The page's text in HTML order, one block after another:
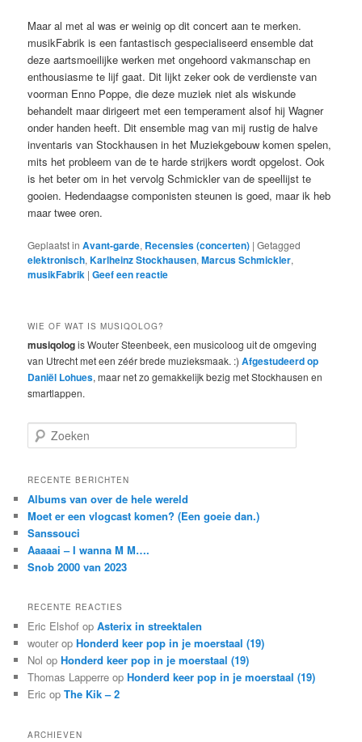
Maar al met al was er weinig op dit concert aan te merken.
musikFabrik is een fantastisch gespecialiseerd ensemble dat
deze aartsmoeilijke werken met ongehoord vakmanschap en
enthousiasme te lijf gaat. Dit lijkt zeker ook de verdienste van
voorman Enno Poppe, die deze muziek niet als wiskunde
behandelt maar dirigeert met een temperament alsof hij Wagner
onder handen heeft. Dit ensemble mag van mij rustig de halve
inventaris van Stockhausen in het Muziekgebouw komen spelen,
mits het probleem van de te harde strijkers wordt opgelost. Ook
is het beter om in het vervolg Schmickler van de speellijst te
gooien. Hedendaagse componisten steunen is goed, maar ik heb
maar twee oren.
Geplaatst in Avant-garde, Recensies (concerten) |Getagged
elektronisch,Karlheinz Stockhausen,Marcus Schmickler,
musikFabrik |Geef een reactie
WIE OF WAT IS MUSIQOLOG?
musiqologis Wouter Steenbeek, een musicoloog uit de omgeving
van Utrecht met een zéér brede muzieksmaak. :)Afgestudeerd op
Daniël Lohues, maar net zo gemakkelijk bezig met Stockhausen en
smartlappen.
o
k
n
RECENTE BERICHTEN
Albums van over de hele wereld
Moet er een vlogcast komen? (Een goeie dan.)
Sanssouci
Aaaaai – I wanna M M….
Snob 2000 van 2023
RECENTE REACTIES
Eric Elshof opAsterix in streektalen
wouter opHonderd keer pop in je moerstaal (19)
Nol opHonderd keer pop in je moerstaal (19)
Thomas Lapperre opHonderd keer pop in je moerstaal (19)
Eric opThe Kik – 2
ARCHIEVEN